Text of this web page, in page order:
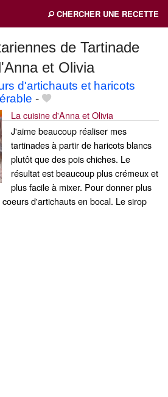
CHERCHER UNE RECETTE
de Tartinade
et Olivia
d'artichauts et haricots
-
La cuisine d'Anna et Olivia
J'aime beaucoup réaliser mes
tartinades à partir de haricots blancs
plutôt que des pois chiches. Le
résultat est beaucoup plus crémeux et
plus facile à mixer. Pour donner plus
d'artichauts en bocal. Le sirop